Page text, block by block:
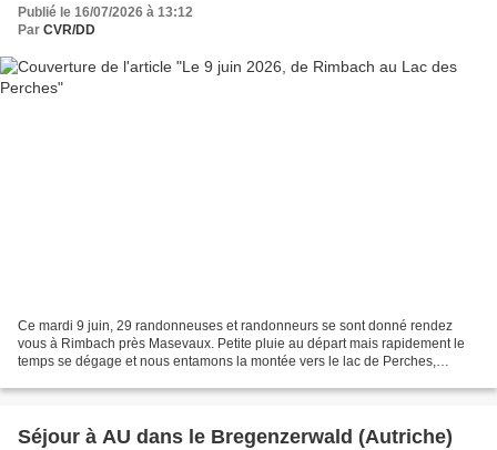
Publié le 16/07/2026 à 13:12
Par CVR/DD
Ce mardi 9 juin, 29 randonneuses et randonneurs se sont donné rendez
vous à Rimbach près Masevaux. Petite pluie au départ mais rapidement le
temps se dégage et nous entamons la montée vers le lac de Perches,
Séjour à AU dans le Bregenzerwald (Autriche)